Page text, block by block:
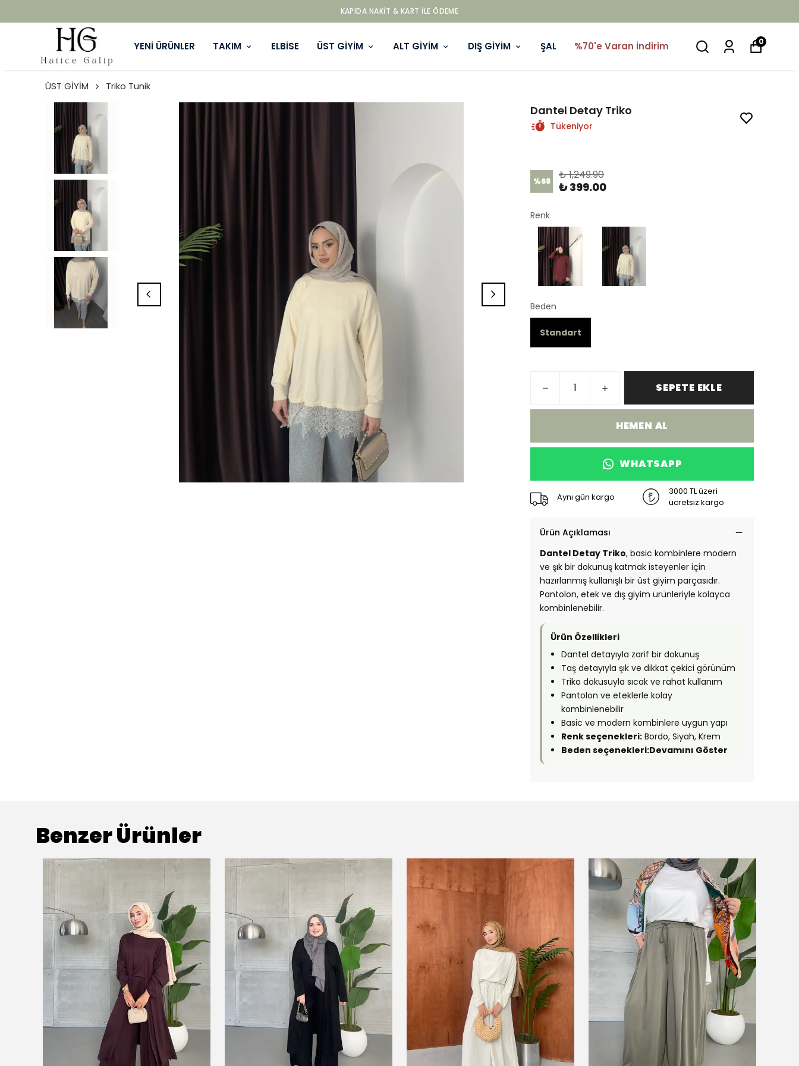
KAPIDA NAKIT & KART ILE ÖDEME
YENİ ÜRÜNLER TAKIM ELBİSE ÜST GİYİM ALT GİYİM DIŞ GİYİM ŞAL %70'e Varan İndirim 0
ÜST GİYİM Triko Tunik
Dantel Detay Triko
Tükeniyor
%68 ₺ 1,249.90
₺ 399.00
Renk
Beden
Standart
SEPETE EKLE
HEMEN AL
WHATSAPP
Aynı gün kargo
3000 TL üzeri
ücretsiz kargo
Ürün Açıklaması
Dantel Detay Triko, basic kombinlere modern
ve şık bir dokunuş katmak isteyenler için
hazırlanmış kullanışlı bir üst giyim parçasıdır.
Pantolon, etek ve dış giyim ürünleriyle kolayca
kombinlenebilir.
Ürün Özellikleri
Dantel detayıyla zarif bir dokunuş
Taş detayıyla şık ve dikkat çekici görünüm
Triko dokusuyla sıcak ve rahat kullanım
Pantolon ve eteklerle kolay
kombinlenebilir
Basic ve modern kombinlere uygun yapı
Renk seçenekleri: Bordo, Siyah, Krem
Beden seçenekleri:Devamını Göster
Benzer Ürünler